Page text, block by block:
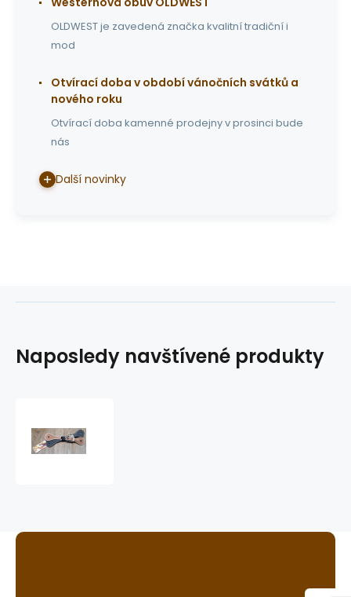
OLDWEST je zavedená značka kvalitní tradiční i
mod
Otvírací doba v období vánočních svátků a
nového roku
Otvírací doba kamenné prodejny v prosinci bude
nás
Další novinky
Naposledy navštívené produkty